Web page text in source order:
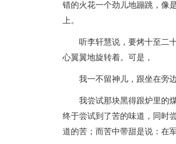
错的火花一个劲儿地蹦跳，像
上。
听李轩慧说，要烤十至二
心翼翼地旋转着。可是，
我一不留神儿，跟坐在旁
我尝试那块黑得跟炉里的
终于尝试到了苦的味道，同时
道的苦；而苦中带甜是说：在